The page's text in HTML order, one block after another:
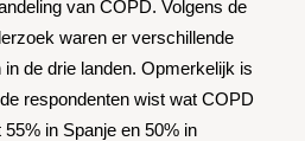
van COPD. Volgens de
waren er verschillende
de drie landen. Opmerkelijk is
respondenten wist wat COPD
in Spanje en 50% in